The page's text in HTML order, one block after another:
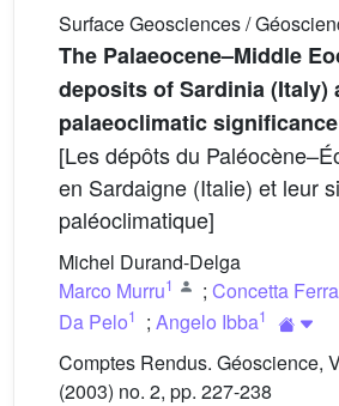
Surface Geosciences /
The Palaeocene–Middle
deposits of Sardinia (Italy)
palaeoclimatic significance
[Les dépôts du
en Sardaigne (Italie) et leur
paléoclimatique]
Michel Durand-Delga
Marco Murru1 ; Concetta
Da Pelo1 ; Angelo Ibba1
Comptes Rendus. Géoscience,
(2003) no. 2, pp. 227-238